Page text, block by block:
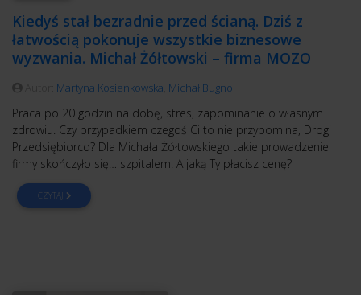
Kiedyś stał bezradnie przed ścianą. Dziś z
łatwością pokonuje wszystkie biznesowe
wyzwania. Michał Żółtowski – firma MOZO
Martyna Kosienkowska Michał Bugno
Praca po 20 godzin na dobę, stres, zapominanie o własnym
zdrowiu. Czy przypadkiem czegoś Ci to nie przypomina, Drogi
Przedsiębiorco? Dla Michała Żółtowskiego takie prowadzenie
firmy skończyło się… szpitalem. A jaką Ty płacisz cenę?
CZYTAJ